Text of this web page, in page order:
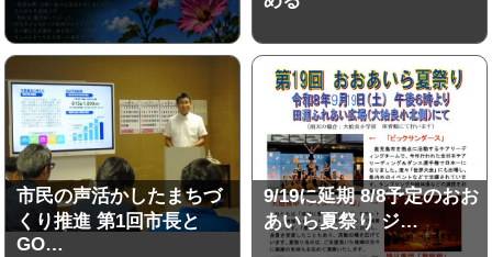
市民の声活かしたまちづ
くり推進 第1回市長と
GO…
9/19に延期 8/8予定のおお
あいら夏祭り ジ…